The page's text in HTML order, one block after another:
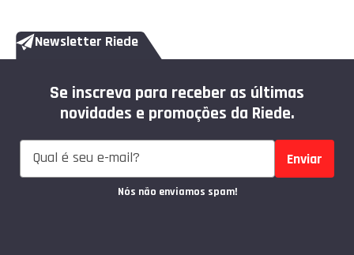
Newsletter Riede
Se inscreva para receber as últimas
novidades e promoções da Riede.
Enviar
Nós não enviamos spam!